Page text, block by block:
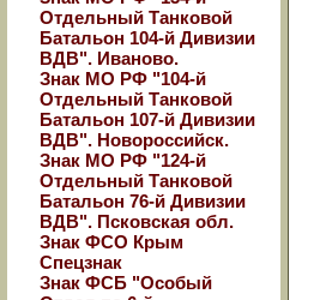
Отдельный Танковой
Батальон 104-й Дивизии
ВДВ". Иваново.
Знак МО РФ "104-й
Отдельный Танковой
Батальон 107-й Дивизии
ВДВ". Новороссийск.
Знак МО РФ "124-й
Отдельный Танковой
Батальон 76-й Дивизии
ВДВ". Псковская обл.
Знак ФСО Крым
Спецзнак
Знак ФСБ "Особый